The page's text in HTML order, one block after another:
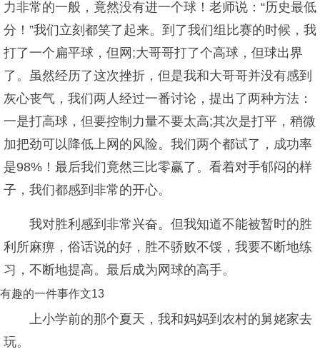
力非常的一般，竟然没有进一个球！老师说：“历史最低
分！”我们立刻都笑了起来。到了我们组比赛的时候，我
打了一个扁平球，但网;大哥哥打了个高球，但球出界
了。虽然经历了这次挫折，但是我和大哥哥并没有感到
灰心丧气，我们两人经过一番讨论，提出了两种方法：
一是打高球，但要控制力量不要太高;其次是打平，稍微
加把劲可以降低上网的风险。我们两个都试了，成功率
是98%！最后我们竟然三比零赢了。看着对手郁闷的样
子，我们都感到非常的开心。
我对胜利感到非常兴奋。但我知道不能被暂时的胜
利所麻痹，俗话说的好，胜不骄败不馁，我要不断地练
习，不断地提高。最后成为网球的高手。
有趣的一件事作文13
上小学前的那个夏天，我和妈妈到农村的舅姥家去
玩。